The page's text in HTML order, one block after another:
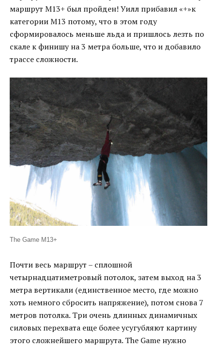
маршрут М13+ был пройден! Уилл прибавил «+»к
категории М13 потому, что в этом году
сформировалось меньше льда и пришлось лезть по
скале к финишу на 3 метра больше, что и добавило
трассе сложности.
The Game M13+
Почти весь маршрут – сплошной
четырнадцатиметровый потолок, затем выход на 3
метра вертикали (единственное место, где можно
хоть немного сбросить напряжение), потом снова 7
метров потолка. Три очень длинных динамичных
силовых перехвата еще более усугубляют картину
этого сложнейшего маршрута. The Game нужно